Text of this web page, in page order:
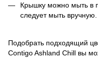
Крышку можно мыть в
следует мыть вручную.
Подобрать подходящий
Contigo Ashland Chill вы